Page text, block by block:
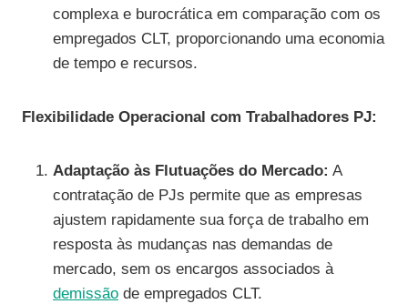
complexa e burocrática em comparação com os
empregados CLT, proporcionando uma economia
de tempo e recursos.
Flexibilidade Operacional com Trabalhadores PJ:
Adaptação às Flutuações do Mercado: A
contratação de PJs permite que as empresas
ajustem rapidamente sua força de trabalho em
resposta às mudanças nas demandas de
mercado, sem os encargos associados à
demissão de empregados CLT.